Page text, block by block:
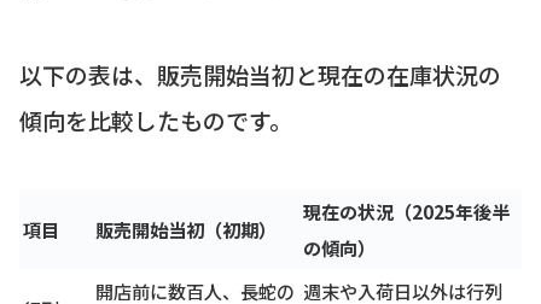
以下の表は、販売開始当初と現在の在庫状況の
傾向を比較したものです。
項目 販売開始当初（初期）
現在の状況（2025年後半
の傾向）
開店前に数百人、長蛇の 週末や入荷日以外は行列